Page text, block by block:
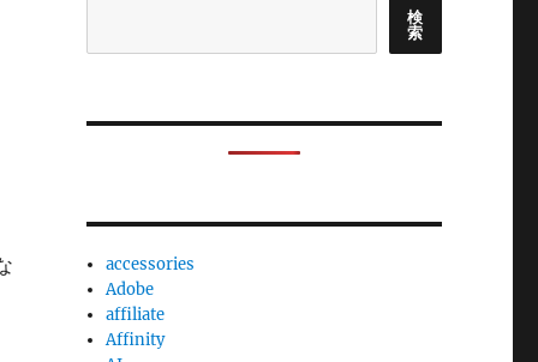
検
索
accessories
Adobe
affiliate
Affinity